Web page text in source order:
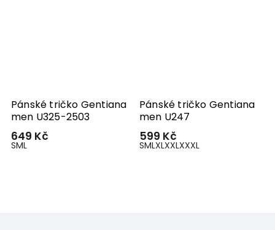
Pánské tričko Gentiana
men U325-2503
649 Kč
SML
Pánské tričko Gentiana
men U247
599 Kč
SMLXLXXLXXXL